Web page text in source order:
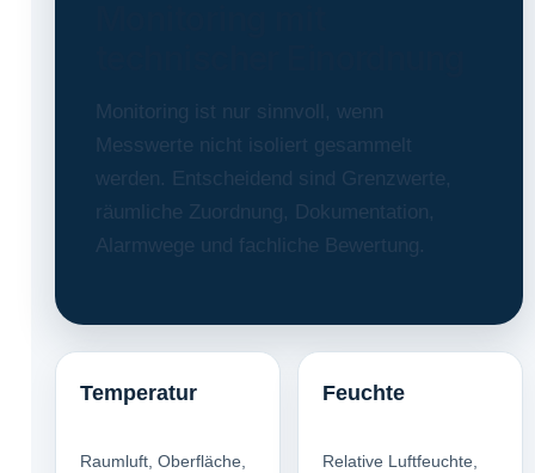
Monitoring ist nur sinnvoll, wenn
Messwerte nicht isoliert gesammelt
werden. Entscheidend sind Grenzwerte,
räumliche Zuordnung, Dokumentation,
Alarmwege und fachliche Bewertung.
Temperatur
Raumluft, Oberfläche,
Feuchte
Relative Luftfeuchte,